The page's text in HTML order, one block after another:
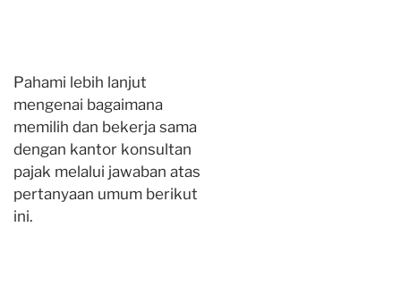
Pahami lebih lanjut
mengenai bagaimana
memilih dan bekerja sama
dengan kantor konsultan
pajak melalui jawaban atas
pertanyaan umum berikut
ini.